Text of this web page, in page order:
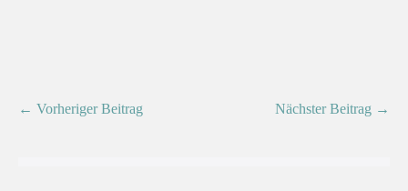
← Vorheriger Beitrag Nächster Beitrag →